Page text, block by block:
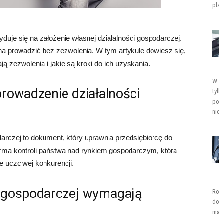
się na założenie własnej działalności gospodarczej.
prowadzić bez zezwolenia. W tym artykule dowiesz się,
zezwolenia i jakie są kroki do ich uzyskania.
działalności
to dokument, który uprawnia przedsiębiorcę do
kontroli państwa nad rynkiem gospodarczym, która
uczciwej konkurencji.
wymagają
W